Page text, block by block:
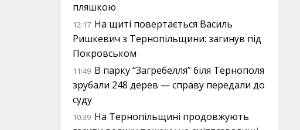
пляшкою
12:17 На щиті повертається Василь
Ришкевич з Тернопільщини: загинув під
Покровськом
11:49 В парку “Загребелля” біля Тернополя
зрубали 248 дерев — справу передали до
суду
10:39 На Тернопільщині продовжують